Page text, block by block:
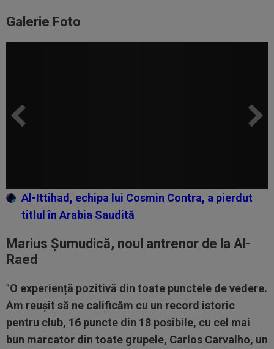
Galerie Foto
Al-Ittihad, echipa lui Cosmin Contra, a pierdut
titlul în Arabia Saudită
Marius Șumudică, noul antrenor de la Al-
Raed
”O experiență pozitivă din toate punctele de vedere.
Am reușit să ne calificăm cu un record istoric
pentru club, 16 puncte din 18 posibile, cu cel mai
bun marcator din toate grupele, Carlos Carvalho, un